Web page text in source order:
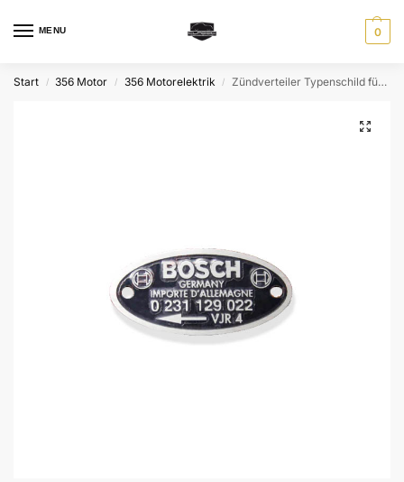
MENU 0
Start / 356 Motor / 356 Motorelektrik / Zündverteiler Typenschild für Bosch 0 231 129 022 Verteiler